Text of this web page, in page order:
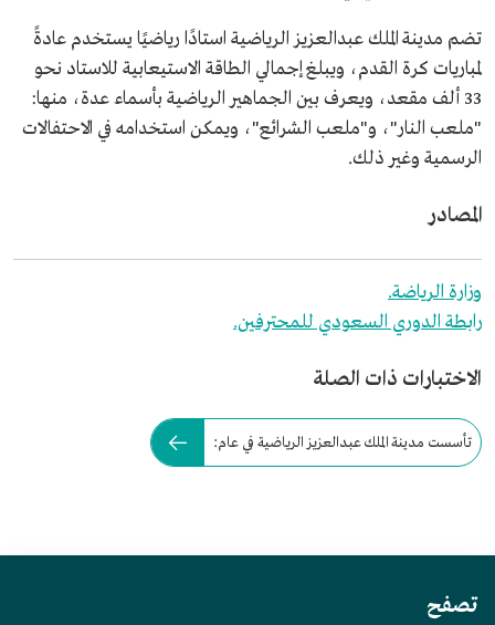
تضم مدينة الملك عبدالعزيز الرياضية استادًا رياضيًا يستخدم عادةً
لمباريات كرة القدم، ويبلغ إجمالي الطاقة الاستيعابية للاستاد نحو
33 ألف مقعد، ويعرف بين الجماهير الرياضية بأسماء عدة، منها:
"ملعب النار"، و"ملعب الشرائع"، ويمكن استخدامه في الاحتفالات
الرسمية وغير ذلك.
المصادر
وزارة الرياضة.
رابطة الدوري السعودي للمحترفين.
الاختبارات ذات الصلة
تأسست مدينة الملك عبدالعزيز الرياضية في عام:
تصفح